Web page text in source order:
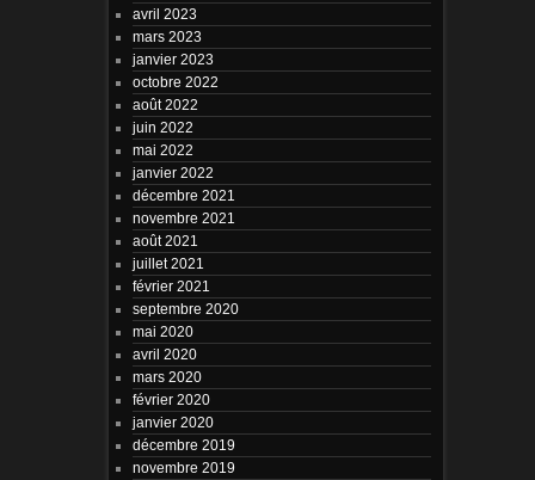
avril 2023
mars 2023
janvier 2023
octobre 2022
août 2022
juin 2022
mai 2022
janvier 2022
décembre 2021
novembre 2021
août 2021
juillet 2021
février 2021
septembre 2020
mai 2020
avril 2020
mars 2020
février 2020
janvier 2020
décembre 2019
novembre 2019